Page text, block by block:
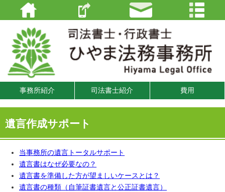
事務所紹介 司法書士紹介 費用
遺言作成サポート
当事務所の遺言トータルサポート
遺言書はなぜ必要なの？
遺言書を準備した方が望ましいケースとは？
遺言書の種類（自筆証書遺言と公正証書遺言）